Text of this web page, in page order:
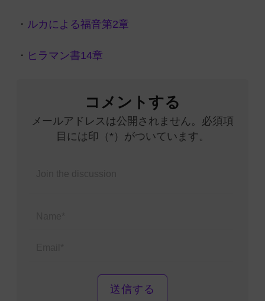
・ ルカによる福音第2章
・ ヒラマン書14章
コメントする
メールアドレスは公開されません。必須項
目には印（*）がついています。